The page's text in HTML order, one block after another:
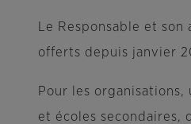
Le Responsable et
offerts depuis janvier
Pour les
et écoles secondaires,